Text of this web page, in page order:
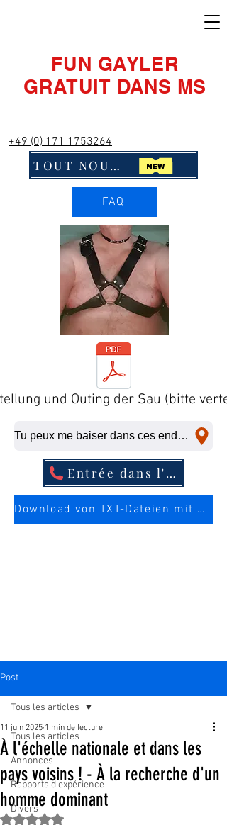
FUN GAYLER
GRATUIT DANS MS
+49 (0) 171 1753264
TOUT NOUVEAU ! Cliquez ici !!
FAQ
und Outing der Sau (bitte
Tu peux me baiser dans ces endroits, même à la dernière minute.
Entrée dans l'annuaire téléphonique
Download von TXT-Dateien mit mehr Infos über die Sau
Post
Tous les articles
Annonces
Rapports d'expérience
Divers
Tous les articles
À l'échelle nationale et dans les
pays voisins ! - À la recherche d'un
homme dominant
11 juin 2025 1 min de lecture
Noté NaN étoiles sur 5.